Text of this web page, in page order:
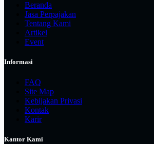
Beranda
Jasa Perpajakan
Tentang Kami
Artikel
Event
Informasi
FAQ
Site Map
Kebijakan Privasi
Kontak
Karir
Kantor Kami